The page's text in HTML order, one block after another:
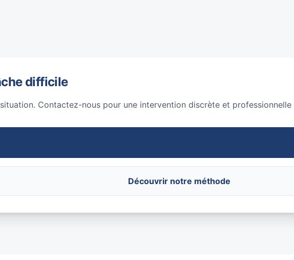
difficile
Contactez-nous pour une intervention discrète et
Découvrir notre méthode